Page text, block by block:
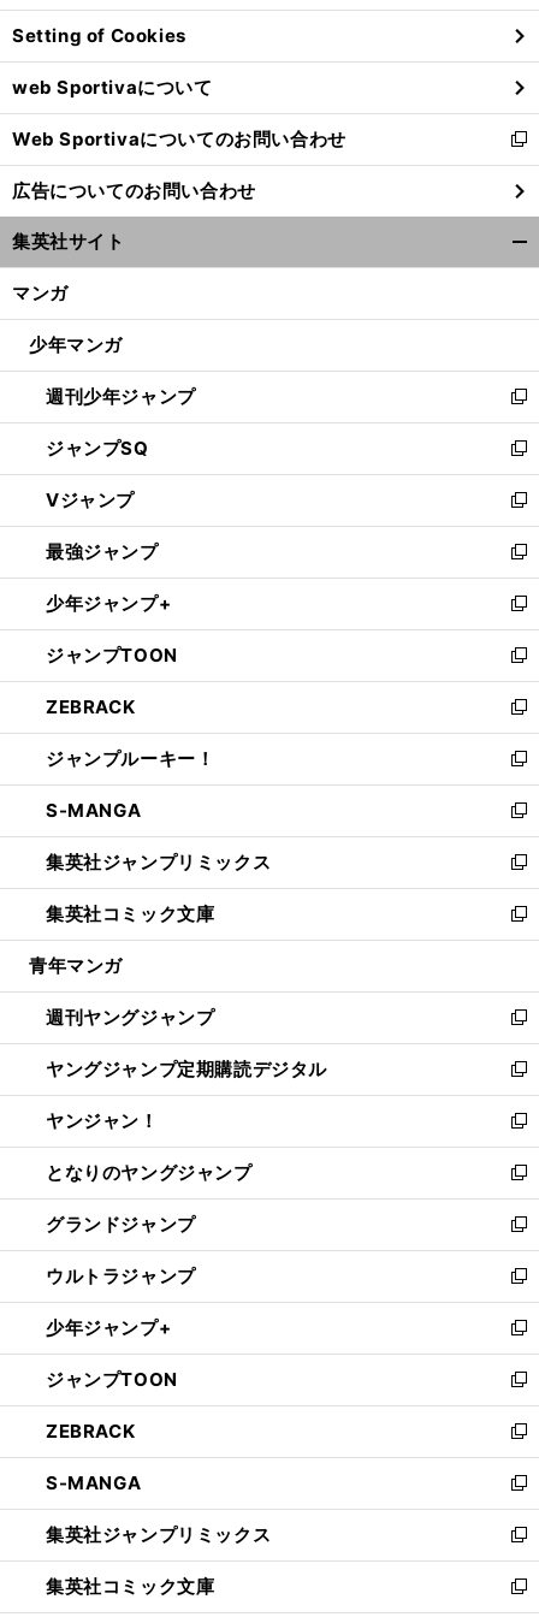
ン
ド
ウ
で
開
く
Setting of Cookies
web Sportivaについて
Web Sportivaについてのお問い合わせ
新
し
い
ウ
ィ
ン
ウ
開
く
広告についてのお問い合わせ
集英社サイト
マンガ
少年マンガ
週刊少年ジャンプ
新
し
い
ウ
ィ
ン
ド
ウ
で
開
く
ジャンプSQ
新
し
い
ウ
ィ
ン
ド
ウ
で
開
く
Vジャンプ
新
し
い
ウ
ィ
ン
ド
ウ
で
開
く
最強ジャンプ
新
し
い
ウ
ィ
ン
ド
ウ
で
開
く
少年ジャンプ+
新
し
い
ウ
ィ
ン
ド
ウ
で
開
く
ジャンプTOON
新
し
い
ウ
ィ
ン
ド
ウ
で
開
く
ZEBRACK
新
し
い
ウ
ィ
ン
ド
ウ
で
開
ジャンプルーキー！
新
し
い
ウ
ィ
ン
ド
ウ
開
く
S-MANGA
新
し
い
ウ
ィ
ン
ウ
で
開
く
集英社ジャンプリミックス
新
し
い
ウ
ン
ド
ウ
で
開
く
集英社コミック文庫
新
し
ウ
ィ
ン
ド
ウ
で
開
く
青年マンガ
週刊ヤングジャンプ
新
し
い
ウ
ィ
ン
ド
ウ
で
開
く
ヤングジャンプ定期購読デジタル
新
し
い
ウ
ィ
ン
ド
ウ
で
開
く
ヤンジャン！
新
し
い
ウ
ィ
ン
ド
ウ
で
開
く
となりのヤングジャンプ
新
し
い
ウ
ィ
ン
ド
ウ
で
開
く
グランドジャンプ
新
し
い
ウ
ィ
ン
ド
ウ
で
開
く
ウルトラジャンプ
新
し
い
ウ
ィ
ン
ド
ウ
で
開
く
少年ジャンプ+
新
し
い
ウ
ィ
ン
ド
ウ
で
開
く
ジャンプTOON
新
し
い
ウ
ィ
ン
ド
ウ
で
開
ZEBRACK
新
し
い
ウ
ィ
ン
ド
S-MANGA
新
し
い
ウ
ィ
集英社ジャンプリミックス
新
し
い
集英社コミック文庫
新